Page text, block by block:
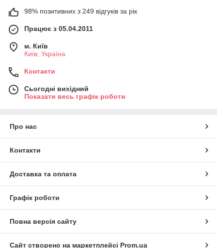
98% позитивних з 249 відгуків за рік
Працює з 05.04.2011
м. Київ
Київ, Україна
Контакти
Сьогодні вихідний
Показати весь графік роботи
Про нас
Контакти
Доставка та оплата
Графік роботи
Повна версія сайту
Сайт створено на маркетплейсі Prom.ua